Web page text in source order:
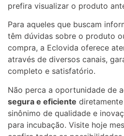
prefira visualizar o produto
Para aqueles que buscam
têm dúvidas sobre o produto
compra, a Eclovida oferece
através de diversos canais,
completo e satisfatório.
Não perca a oportunidade de
segura e eficiente
sinônimo de qualidade e
para incubação. Visite hoje